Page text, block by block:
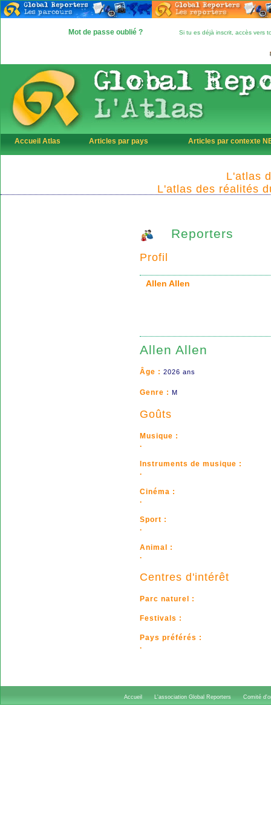
Mot de passe oublié ? Si tu es déjà inscrit, accès vers
Accueil Atlas Articles par pays Articles par contexte
L'atlas
L'atlas des réalités
Reporters
Profil
Allen Allen
Allen Allen
Âge : 2026 ans
Genre : M
Goûts
Musique :
.
Instruments de musique :
.
Cinéma :
.
Sport :
.
Animal :
.
Centres d'intérêt
Parc naturel :
Festivals :
Pays préférés :
.
Accueil L'association Global Reporters Comité